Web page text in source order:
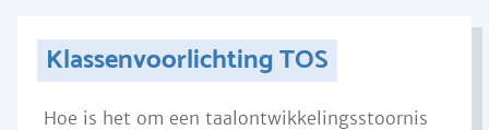
Klassenvoorlichting TOS
Hoe is het om een taalontwikkelingsstoornis